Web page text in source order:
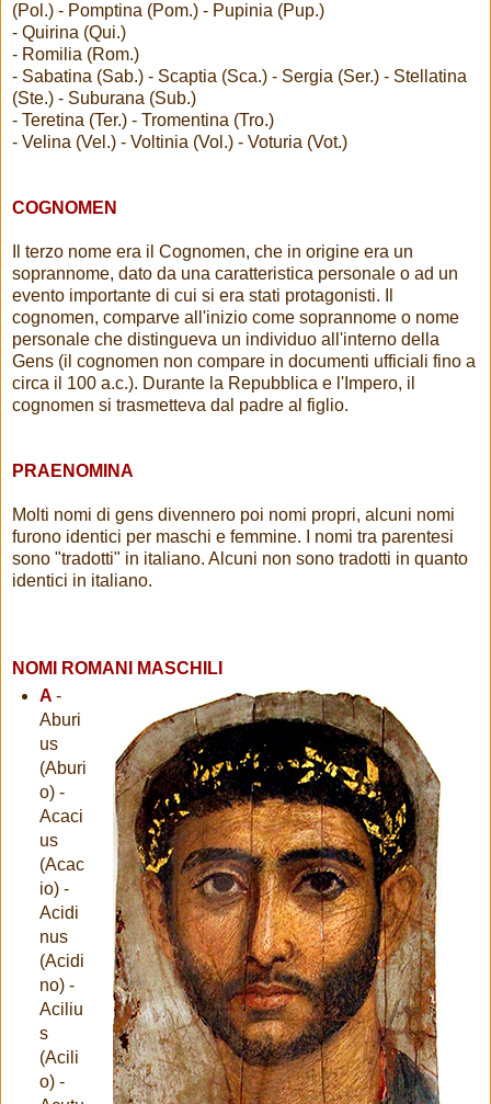
(Pol.) - Pomptina (Pom.) - Pupinia (Pup.)
- Quirina (Qui.)
- Romilia (Rom.)
- Sabatina (Sab.) - Scaptia (Sca.) - Sergia (Ser.) - Stellatina
(Ste.) - Suburana (Sub.)
- Teretina (Ter.) - Tromentina (Tro.)
- Velina (Vel.) - Voltinia (Vol.) - Voturia (Vot.)
COGNOMEN
Il terzo nome era il Cognomen, che in origine era un
soprannome, dato da una caratteristica personale o ad un
evento importante di cui si era stati protagonisti. Il
cognomen, comparve all'inizio come soprannome o nome
personale che distingueva un individuo all'interno della
Gens (il cognomen non compare in documenti ufficiali fino a
circa il 100 a.c.). Durante la Repubblica e l'Impero, il
cognomen si trasmetteva dal padre al figlio.
PRAENOMINA
Molti nomi di gens divennero poi nomi propri, alcuni nomi
furono identici per maschi e femmine. I nomi tra parentesi
sono "tradotti" in italiano. Alcuni non sono tradotti in quanto
identici in italiano.
NOMI ROMANI MASCHILI
A -
Aburi
us
(Aburi
o) -
Acaci
us
(Acac
io) -
Acidi
nus
(Acidi
no) -
Aciliu
s
(Acili
o) -